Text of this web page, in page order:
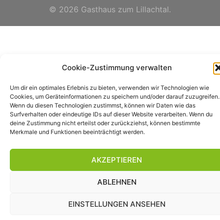
Cookie-Zustimmung verwalten
Um dir ein optimales Erlebnis zu bieten, verwenden wir Technologien wie
Cookies, um Geräteinformationen zu speichern und/oder darauf zuzugreifen.
Wenn du diesen Technologien zustimmst, können wir Daten wie das
Surfverhalten oder eindeutige IDs auf dieser Website verarbeiten. Wenn du
deine Zustimmung nicht erteilst oder zurückziehst, können bestimmte
Merkmale und Funktionen beeinträchtigt werden.
AKZEPTIEREN
ABLEHNEN
EINSTELLUNGEN ANSEHEN
© 2026 Gasthaus zum Lillachtal.